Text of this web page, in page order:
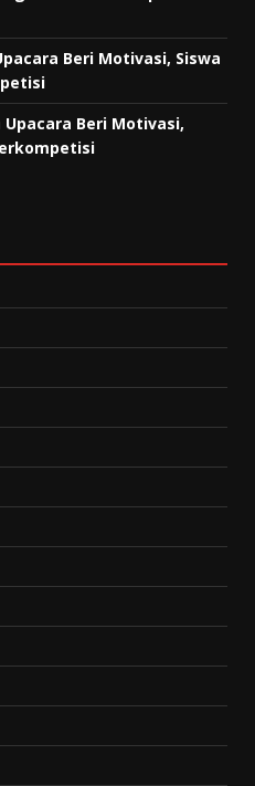
Beri Motivasi, Siswa
Upacara Beri Motivasi,